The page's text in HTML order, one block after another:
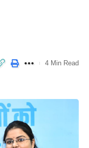
4 Min Read